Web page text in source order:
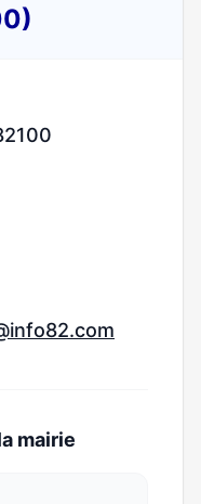
mairie